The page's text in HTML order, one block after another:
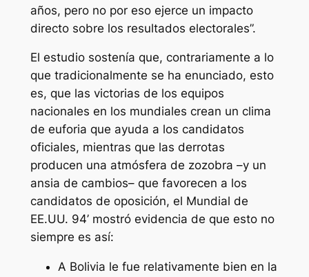
años, pero no por eso ejerce un impacto
directo sobre los resultados electorales”.
El estudio sostenía que, contrariamente a lo
que tradicionalmente se ha enunciado, esto
es, que las victorias de los equipos
nacionales en los mundiales crean un clima
de euforia que ayuda a los candidatos
oficiales, mientras que las derrotas
producen una atmósfera de zozobra –y un
ansia de cambios– que favorecen a los
candidatos de oposición, el Mundial de
EE.UU. 94’ mostró evidencia de que esto no
siempre es así:
A Bolivia le fue relativamente bien en la